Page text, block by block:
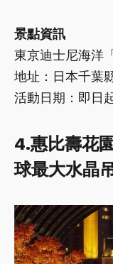
景點資訊
東京迪士尼海洋
地址：日本千葉
活動日期：即日
4.惠比壽花
球最大水晶